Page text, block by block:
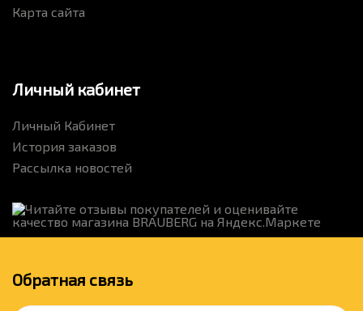
Карта сайта
Личный кабинет
Личный Кабинет
История заказов
Рассылка новостей
Обратная связь